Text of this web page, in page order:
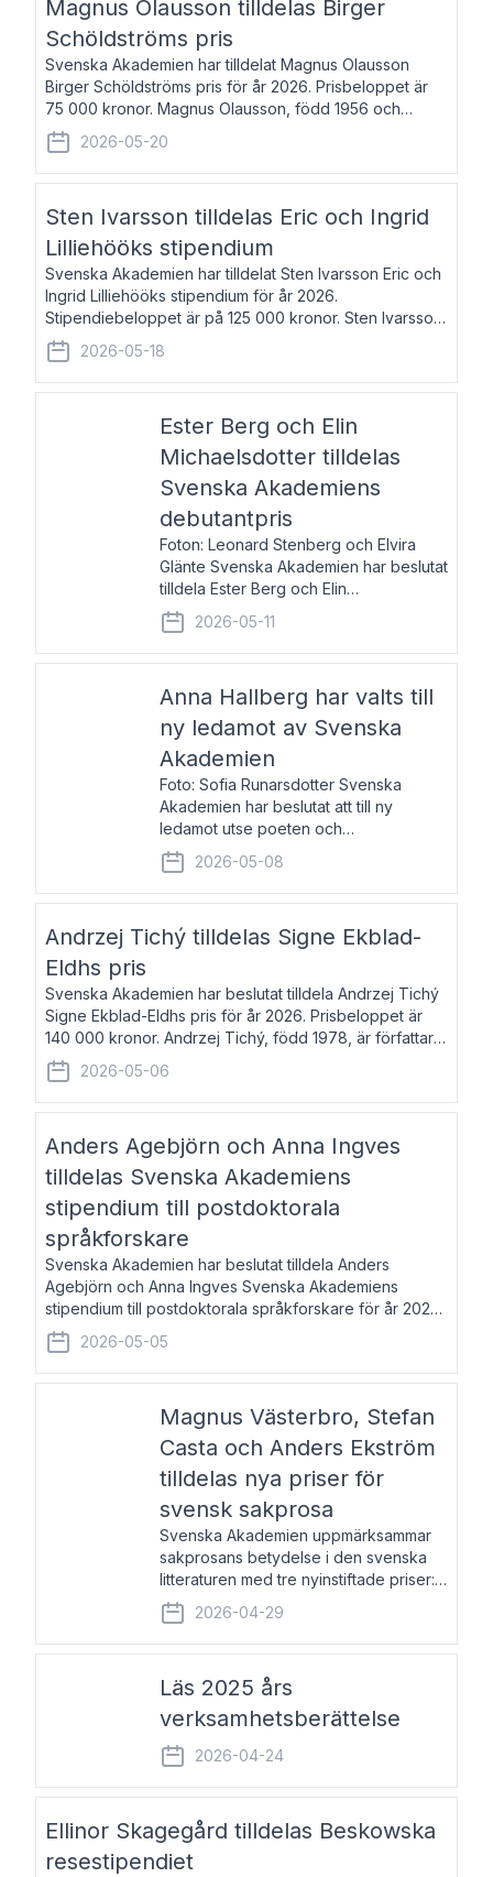
Magnus Olausson tilldelas Birger
Schöldströms pris
Svenska Akademien har tilldelat Magnus Olausson
Birger Schöldströms pris för år 2026. Prisbeloppet är
75 000 kronor. Magnus Olausson, född 1956 och
bosatt i Stockholm, är konstvetare, museiman och
hovman. Han disputerade 1993 vid Uppsala un
2026-05-20
Sten Ivarsson tilldelas Eric och Ingrid
Lilliehööks stipendium
Svenska Akademien har tilldelat Sten Ivarsson Eric och
Ingrid Lilliehööks stipendium för år 2026.
Stipendiebeloppet är på 125 000 kronor. Sten Ivarsson,
född 1979, är mediateksamordnare vid
Söderslättsgymnasiet i Trelleborg. Här har han på
2026-05-18
Ester Berg och Elin
Michaelsdotter tilldelas
Svenska Akademiens
debutantpris
Foton: Leonard Stenberg och Elvira
Glänte Svenska Akademien har beslutat
tilldela Ester Berg och Elin
Michaelsdotter Svenska Akademiens
debutantpris för år 2026. Priset är
nyinstiftat och syftar till att lyfta fram
2026-05-11
Anna Hallberg har valts till
ny ledamot av Svenska
Akademien
Foto: Sofia Runarsdotter Svenska
Akademien har beslutat att till ny
ledamot utse poeten och
litteraturkritikern Anna Hallberg. Hon
efterträder poeten Tua Forsström på
stol 18 och kommer att ta sitt inträde vid
2026-05-08
Andrzej Tichý tilldelas Signe Ekblad-
Eldhs pris
Svenska Akademien har beslutat tilldela Andrzej Tichý
Signe Ekblad-Eldhs pris för år 2026. Prisbeloppet är
140 000 kronor. Andrzej Tichý, född 1978, är författare
och kulturskribent. Han debuterade 2005 med den
lovordade romanen Sex liter l
2026-05-06
Anders Agebjörn och Anna Ingves
tilldelas Svenska Akademiens
stipendium till postdoktorala
språkforskare
Svenska Akademien har beslutat tilldela Anders
Agebjörn och Anna Ingves Svenska Akademiens
stipendium till postdoktorala språkforskare för år 2026.
Stipendiebeloppet är 75 000 kronor per mottagare.
Anders Agebjörn, född 1984, är universitet
2026-05-05
Magnus Västerbro, Stefan
Casta och Anders Ekström
tilldelas nya priser för
svensk sakprosa
Svenska Akademien uppmärksammar
sakprosans betydelse i den svenska
litteraturen med tre nyinstiftade priser:
Svenska Akademiens pris till
framstående författare av svensk
sakprosa som i år går till Magnus
2026-04-29
Läs 2025 års
verksamhetsberättelse
2026-04-24
Ellinor Skagegård tilldelas Beskowska
resestipendiet